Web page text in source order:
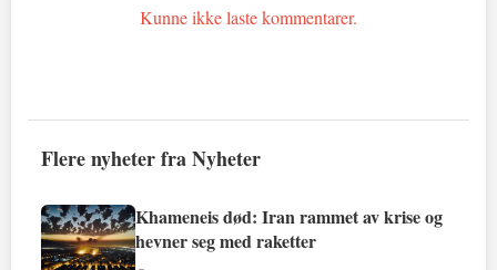
Kunne ikke laste kommentarer.
Flere nyheter fra Nyheter
Khameneis død: Iran rammet av krise og
hevner seg med raketter